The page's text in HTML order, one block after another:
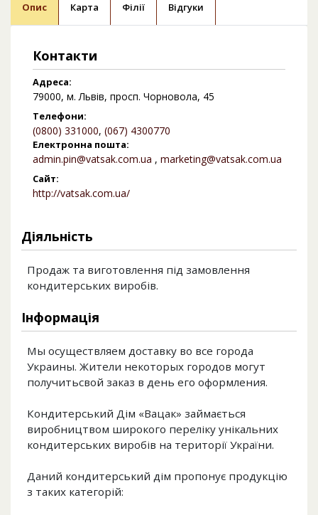
Опис Карта Філії Відгуки
Контакти
Адреса:
79000, м. Львів, просп. Чорновола, 45
Телефони:
(0800) 331000, (067) 4300770
Електронна пошта:
admin.pin@vatsak.com.ua , marketing@vatsak.com.ua
Сайт:
http://vatsak.com.ua/
Діяльність
Продаж та виготовлення під замовлення
кондитерських виробів.
Інформація
Мы осуществляем доставку во все города
Украины. Жители некоторых городов могут
получитьсвой заказ в день его оформления.
Кондитерський Дім «Вацак» займається
виробництвом широкого переліку унікальних
кондитерських виробів на території України.
Даний кондитерський дім пропонує продукцію
з таких категорій: